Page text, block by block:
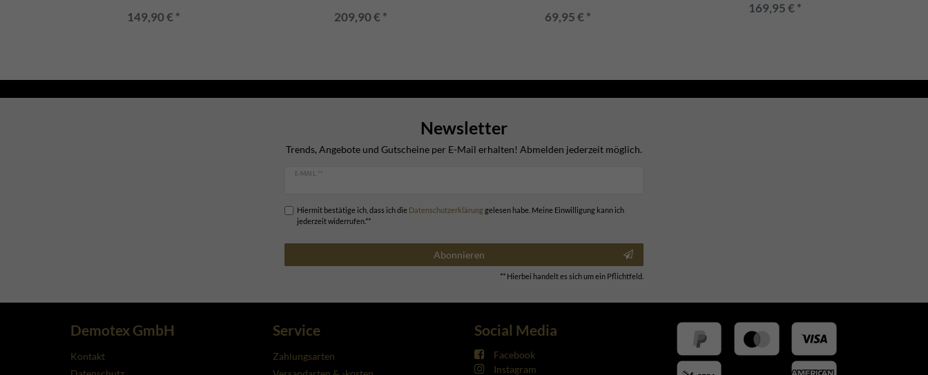
149,90 € * 209,90 € * 69,95 € *
169,95 € *
Newsletter
Trends, Angebote und Gutscheine per E-Mail erhalten! Abmelden jederzeit möglich.
E-MAIL **
Hiermit bestätige ich, dass ich die Daten­schutz­erklärunggelesen habe. Meine Einwilligung kann ich
jederzeit widerrufen.**
Abonnieren
** Hierbei handelt es sich um ein Pflichtfeld.
Demotex GmbH
Kontakt
Service
Zahlungsarten
Social Media
Facebook
Instagram